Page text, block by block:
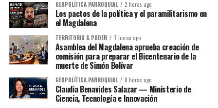
GEOPOLÍTICA PARROQUIAL 2 horas ago
Los pactos de la política y el paramilitarismo en
el Magdalena
TERRITORIO & PODER 7 horas ago
Asamblea del Magdalena aprueba creación de
comisión para preparar el Bicentenario de la
muerte de Simón Bolívar
GEOPOLÍTICA PARROQUIAL 8 horas ago
Claudia Benavides Salazar — Ministerio de
Ciencia, Tecnología e Innovación